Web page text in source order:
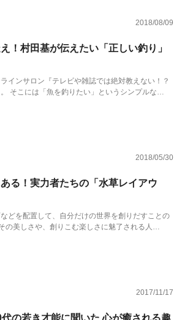
2018/08/09
！村田基が伝えたい「正しい釣り」
インサロン『テレビや雑誌では絶対教えない！？
そこには「魚を釣りたい」というシンプルな…
2018/05/30
る！実力者たちの「水草レイアウ
どを配置して、自分だけの世界を創りだすことの
の美しさや、創りこむ楽しさに魅了される人…
2017/11/17
の若き才能に聞いた 心が癒される趣